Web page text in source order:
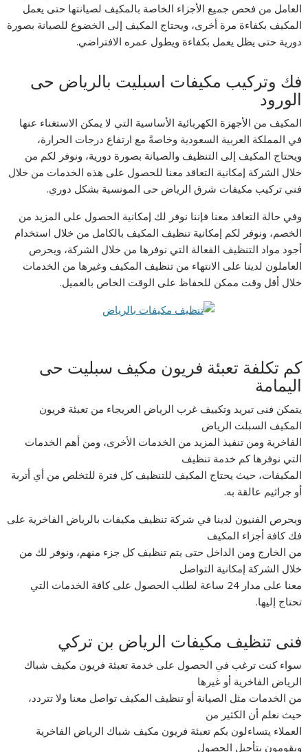
العامل من فحص جميع الأجزاء الخاصة بالمكيف لصيانتها حتى يعمل
المكيف بكفاءة مرة أخرى، ويحتاج المكيف إلى الخضوع للصيانة بصورة
دورية حتى يظل يعمل بكفاءة ويطول عمره الافتراضي.
فك وتركيب مكيفات اسبليت بالرياض حى
الورود
المكيف من الأجهزة الكهربائية الأساسية التي لا يمكن الاستغناء عنها
في المملكة العربية السعودية وخاصةً مع ارتفاع درجات الحرارة،
ويحتاج المكيف إلى التنظيف والصيانة بصورة دورية، ونوفر لكم من
خلال الشركة إمكانية التعاقد معنا للحصول على هذه الخدمات من خلال
فني تركيب مكيفات شرق الرياض حى المونسية بشكل دوري.
وفي حالة التعاقد معنا فإننا نوفر لك إمكانية الحصول على المزيد من
الخصم، ونوفر لكم إمكانية تنظيف المكيف بالكامل من خلال استخدام
أجود مواد التنظيف الفعالة التي نوفرها من خلال الشركة، ويحرص
العاملون لدينا على الانتهاء من تنظيف المكيف وغيرها من الخدمات
خلال أقل وقت ممكن للحفاظ على الوقت الخاص بالعميل.
كم تكلفة تعبئة فريون مكيف سبليت حى
اليمامة
يتمكن فنى تبريد وتكييف غرب الرياض العريجاء من تعبئة فريون
المكيف السبلت الرياض
الفاخرية ومن تنفيذ المزيد من الخدمات الأخرى، ومن أهم الخدمات
التي نوفرها كم خدمة تنظيف
المكيفات، حيث يحتاج المكيف للتنظيف كل فترة للتخلص من أي أتربة
أو جراثيم عالقة به.
ويحرص الفنيون لدينا في شركة تنظيف مكيفات بالرياض الفاخرية على
فك كافة أجزاء المكيف
من الخارج ومن الداخل حتى يتم تنظيف كل جزء منهم، ونوفر لك من
خلال الشركة إمكانية التواصل
معنا على مدار 24 ساعة لطلب الحصول على كافة الخدمات التي
تحتاج إليها.
فنى تنظيف مكيفات الرياض بن تركي
سواء كنت ترغب في الحصول على خدمة تعبئة فريون مكيف شباك
الرياض الفاخرية أو غيرها
من الخدمات مثل الصيانة أو تنظيف المكيف تواصل معنا ولا تتردد،
حيث نعلم أن الكثير من
العملاء يتساءلون بكم تعبئة فريون مكيف شباك الرياض الفاخرية
ويقومون بتأجيل الحصول